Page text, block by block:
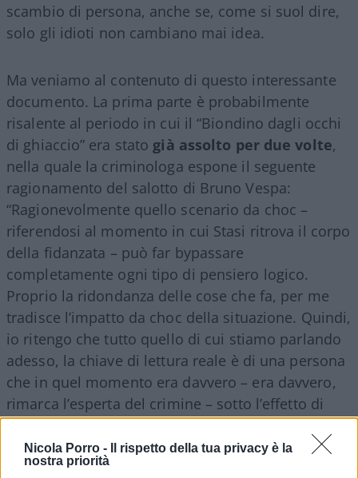
Nicola Porro -
Il rispetto della tua privacy è la
nostra priorità
scambio di persona, anche se, come si suol dire,
solo gli idioti non cambiano mai idea.
Ma veniamo al contenuto di questo interessante
documento. La prima parte è probabilmente
risalente al periodo in cui il “Biondino dagli occhi
di ghiaccio” era stato già assolto per due volte,
nella quale la criminologa espone il seguente
ragionamento del salotto di Bruno Vespa:
“Ragionevolmente quello scenario da choc –
riferendosi al momento in cui Stasi ritrova il corpo
della fidanzata – può far bypassare
completamente ogni tipo di pensiero logico.
Proprio la ridondanza delle cose che fa, per me
tradisce l’impatto da choc della situazione. Quindi,
io ritengo che tutto quello di cui stiamo parlando
adesso, la chiave di lettura reale è di una persona
che in quel momento era davvero – era davvero,
rimarca l’esperta del crimine – sotto l’effetto di
uno choc; e che attraverso questo choc abbia in
qualche modo fatto saltare i suoi processi logici di
quel momento. Non esiste un protocollo di